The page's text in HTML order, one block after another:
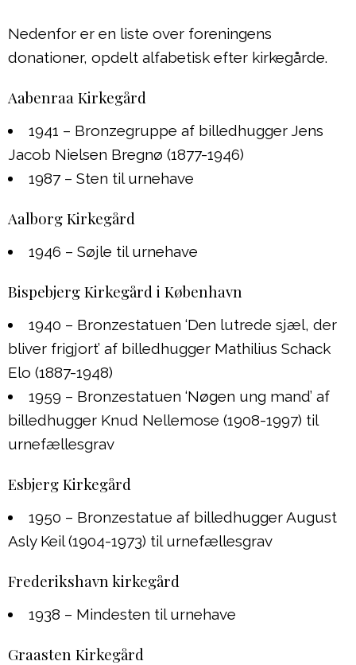
Nedenfor er en liste over foreningens
donationer, opdelt alfabetisk efter kirkegårde.
Aabenraa Kirkegård
1941 – Bronzegruppe af billedhugger Jens
Jacob Nielsen Bregnø (1877-1946)
1987 – Sten til urnehave
Aalborg Kirkegård
1946 – Søjle til urnehave
Bispebjerg Kirkegård i København
1940 – Bronzestatuen ‘Den lutrede sjæl, der
bliver frigjort’ af billedhugger Mathilius Schack
Elo (1887-1948)
1959 – Bronzestatuen ‘Nøgen ung mand’ af
billedhugger Knud Nellemose (1908-1997) til
urnefællesgrav
Esbjerg Kirkegård
1950 – Bronzestatue af billedhugger August
Asly Keil (1904-1973) til urnefællesgrav
Frederikshavn kirkegård
1938 – Mindesten til urnehave
Graasten Kirkegård